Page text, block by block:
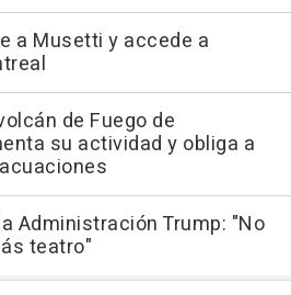
a Musetti y accede a
de Fuego de
su actividad y obliga a
Administración Trump: "No
teatro"